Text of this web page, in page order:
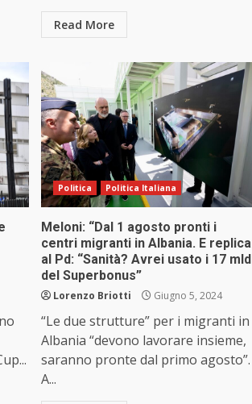
Read More
Politica Politica Italiana
Meloni: “Dal 1 agosto pronti i
centri migranti in Albania. E replica
al Pd: “Sanità? Avrei usato i 17 mld
del Superbonus”
Lorenzo Briotti Giugno 5, 2024
“Le due strutture” per i migranti in
Albania “devono lavorare insieme,
saranno pronte dal primo agosto”.
A...